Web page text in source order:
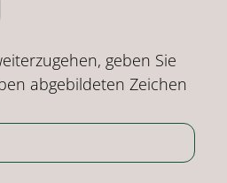
geben Sie
abgebildeten Zeichen